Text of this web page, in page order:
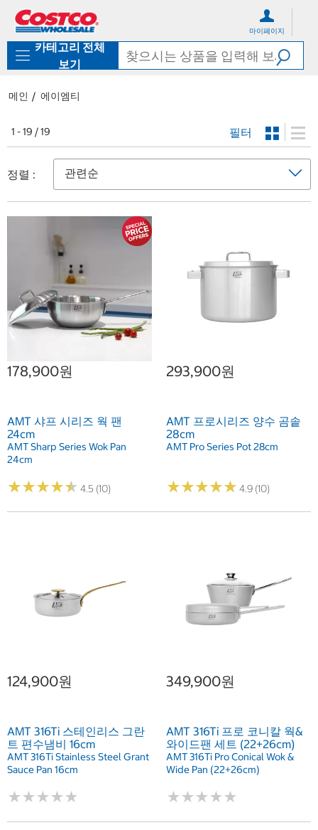
로
기
가
마이페이지
카테고리 전체
보기
메인 에이엠티
1 - 19 / 19 필터
정렬 :
178,900원
AMT 샤프 시리즈 웍 팬
24cm
AMT Sharp Series Wok Pan
24cm
★★★★★
★★★★★ 4.5 (10)
293,900원
AMT 프로시리즈 양수 곰솥
28cm
AMT Pro Series Pot 28cm
★★★★★
★★★★★ 4.9 (10)
124,900원
AMT 316Ti 스테인리스 그란
트 편수냄비 16cm
AMT 316Ti Stainless Steel Grant
Sauce Pan 16cm
★★★★★
★★★★★
349,900원
AMT 316Ti 프로 코니칼 웍&
와이드팬 세트 (22+26cm)
AMT 316Ti Pro Conical Wok &
Wide Pan (22+26cm)
★★★★★
★★★★★